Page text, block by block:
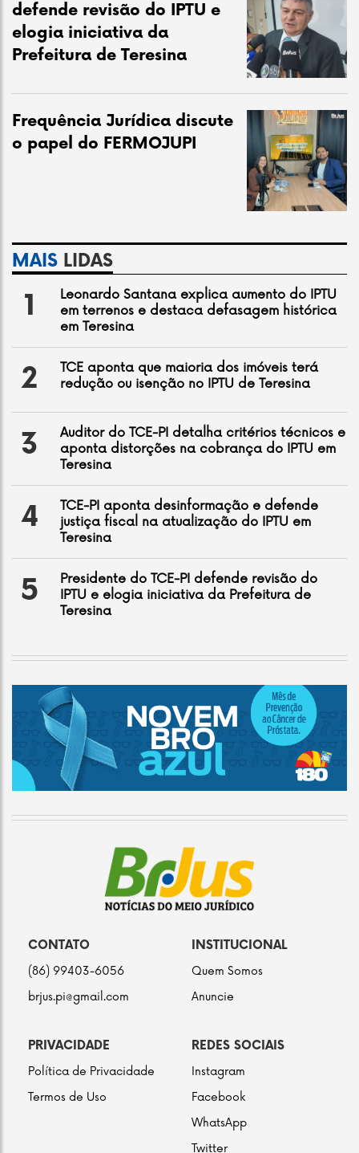
defende revisão do IPTU e
elogia iniciativa da
Prefeitura de Teresina
Frequência Jurídica discute
o papel do FERMOJUPI
MAIS LIDAS
1
Leonardo Santana explica aumento do IPTU
em terrenos e destaca defasagem histórica
em Teresina
2
TCE aponta que maioria dos imóveis terá
redução ou isenção no IPTU de Teresina
3
Auditor do TCE-PI detalha critérios técnicos e
aponta distorções na cobrança do IPTU em
Teresina
4
TCE-PI aponta desinformação e defende
justiça fiscal na atualização do IPTU em
Teresina
5
Presidente do TCE-PI defende revisão do
IPTU e elogia iniciativa da Prefeitura de
Teresina
CONTATO
(86) 99403-6056
brjus.pi@gmail.com
INSTITUCIONAL
Quem Somos
Anuncie
PRIVACIDADE
Política de Privacidade
Termos de Uso
REDES SOCIAIS
Instagram
Facebook
WhatsApp
Twitter